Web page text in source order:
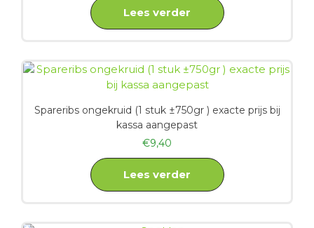
Lees verder
Spareribs ongekruid (1 stuk ±750gr ) exacte prijs bij
kassa aangepast
€9,40
Lees verder